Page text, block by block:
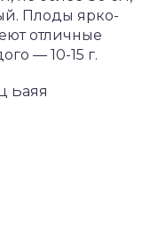
Плоды ярко-
отличные
— 10-15 г.